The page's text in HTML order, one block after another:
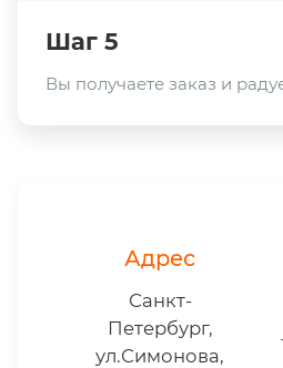
Шаг 5
Вы получаете заказ и
Адрес
Санкт-
Петербург,
ул.Симонова,